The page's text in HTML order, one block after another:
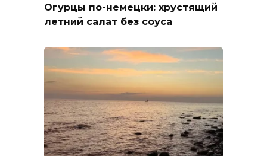
Огурцы по-немецки: хрустящий
летний салат без соуса